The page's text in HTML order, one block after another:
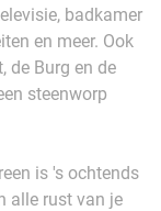
badkamer
en meer. Ook
de Burg en de
steenworp
is 's ochtends
alle rust van je